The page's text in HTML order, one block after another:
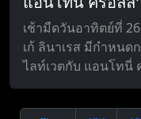
เช้ามืดวันอาทิตย์ที่
เก้ ลินาเรส มีกำหน
ไลท์เวตกับ แอนโทนี่